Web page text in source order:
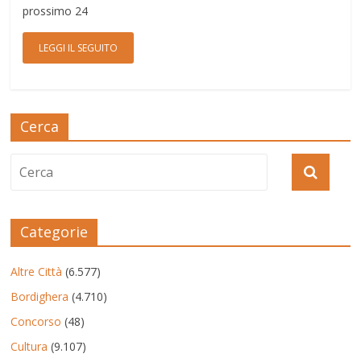
prossimo 24
LEGGI IL SEGUITO
Cerca
Categorie
Altre Città (6.577)
Bordighera (4.710)
Concorso (48)
Cultura (9.107)